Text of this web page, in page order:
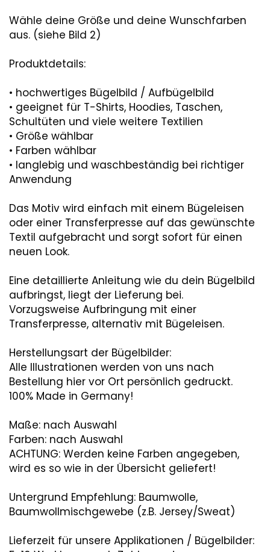
Wähle deine Größe und deine Wunschfarben
aus. (siehe Bild 2)
Produktdetails:
• hochwertiges Bügelbild / Aufbügelbild
• geeignet für T-Shirts, Hoodies, Taschen,
Schultüten und viele weitere Textilien
• Größe wählbar
• Farben wählbar
• langlebig und waschbeständig bei richtiger
Anwendung
Das Motiv wird einfach mit einem Bügeleisen
oder einer Transferpresse auf das gewünschte
Textil aufgebracht und sorgt sofort für einen
neuen Look.
Eine detaillierte Anleitung wie du dein Bügelbild
aufbringst, liegt der Lieferung bei.
Vorzugsweise Aufbringung mit einer
Transferpresse, alternativ mit Bügeleisen.
Herstellungsart der Bügelbilder:
Alle Illustrationen werden von uns nach
Bestellung hier vor Ort persönlich gedruckt.
100% Made in Germany!
Maße: nach Auswahl
Farben: nach Auswahl
ACHTUNG: Werden keine Farben angegeben,
wird es so wie in der Übersicht geliefert!
Untergrund Empfehlung: Baumwolle,
Baumwollmischgewebe (z.B. Jersey/Sweat)
Lieferzeit für unsere Applikationen / Bügelbilder: